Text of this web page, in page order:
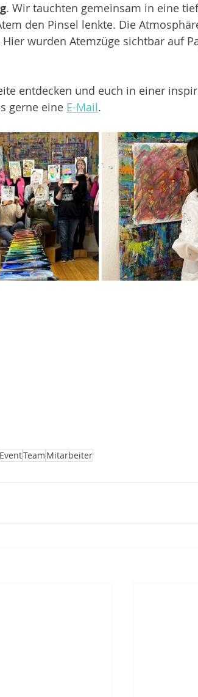
. Wir tauchten gemeinsam in eine
den Pinsel lenkte. Die
wurden Atemzüge sichtbar auf
entdecken und euch in einer
gerne eine E-Mail.
EventTeam Mitarbeiter